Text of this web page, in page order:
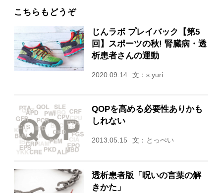
こちらもどうぞ
じんラボ プレイバック【第5
回】スポーツの秋! 腎臓病・透
析患者さんの運動
2020.09.14 文：s.yuri
QOPを高める必要性ありかも
しれない
2013.05.15 文：とっぺい
透析患者版「呪いの言葉の解
きかた」